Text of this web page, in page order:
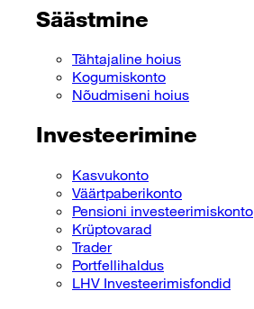
Säästmine
Tähtajaline hoius
Kogumiskonto
Nõudmiseni hoius
Investeerimine
Kasvukonto
Väärtpaberikonto
Pensioni investeerimiskonto
Krüptovarad
Trader
Portfellihaldus
LHV Investeerimisfondid